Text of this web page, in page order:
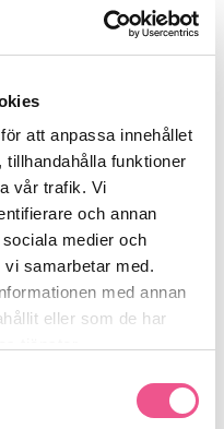
att anpassa innehållet
funktioner
vår trafik. Vi
och annan
medier och
samarbetar med.
med annan
eller som de har
eller hela håret. Styla